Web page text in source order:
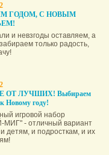
ГОДОМ, С НОВЫМ
и невзгоды оставляем, а
только радость,
ОТ ЛУЧШИХ! Выбираем
Новому году!
игровой набор
МИГ" - отличный вариант
детям, и подросткам, и их